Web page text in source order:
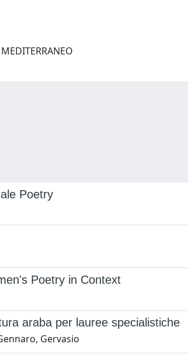
Poetry
Poetry in Context
araba per lauree specialistiche
Gervasio